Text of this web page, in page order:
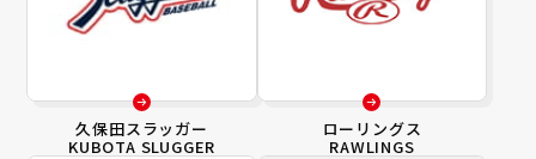
久保田スラッガー
KUBOTA SLUGGER
ローリングス
RAWLINGS